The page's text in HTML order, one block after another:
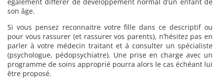
son âge.
Si vous pensez reconnaitre votre fille dans ce descriptif ou
pour vous rassurer (et rassurer vos parents), n’hésitez pas en
parler à votre médecin traitant et à consulter un spécialiste
(psychologue, pédopsychiatre). Une prise en charge avec un
programme de soins approprié pourra alors le cas échéant lui
être proposé.